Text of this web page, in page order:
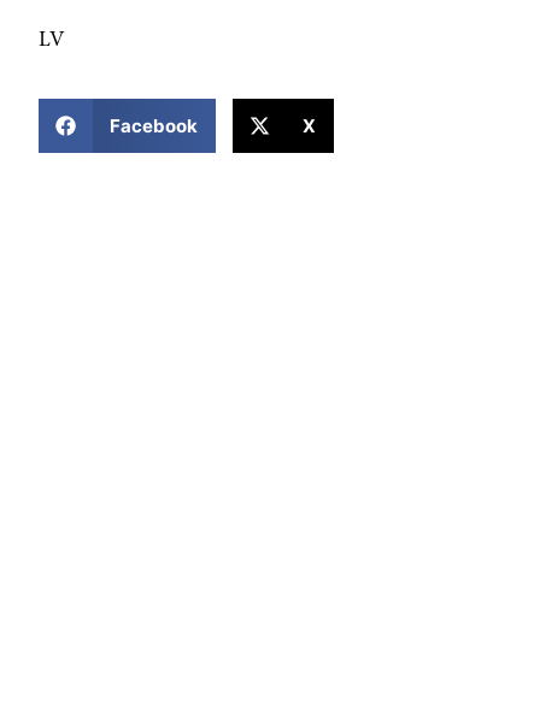
LV
Facebook X